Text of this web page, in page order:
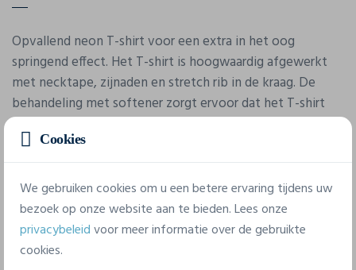
Opvallend neon T-shirt voor een extra in het oog
springend effect. Het T-shirt is hoogwaardig afgewerkt
met necktape, zijnaden en stretch rib in de kraag. De
behandeling met softener zorgt ervoor dat het T-shirt
zacht aanvoelt.
Eigenschappen
Merk
Clique
Cookies
We gebruiken cookies om u een betere ervaring tijdens uw
bezoek op onze website aan te bieden. Lees onze
privacybeleidvoor meer informatie over de gebruikte
cookies.